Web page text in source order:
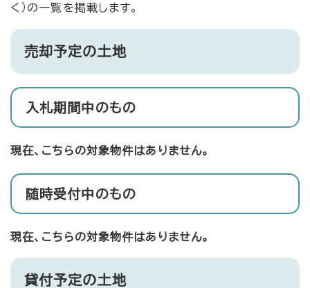
く）の一覧を掲載します。
売却予定の土地
入札期間中のもの
現在、こちらの対象物件はありません。
随時受付中のもの
現在、こちらの対象物件はありません。
貸付予定の土地